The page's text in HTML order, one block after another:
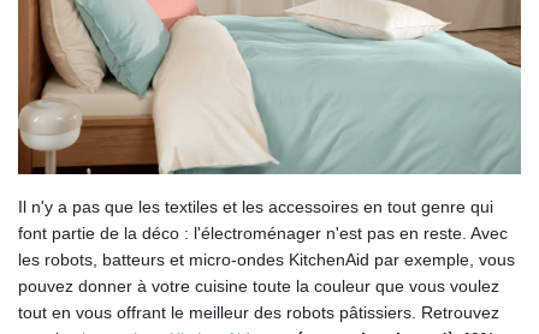
Il n'y a pas que les textiles et les accessoires en tout genre qui
font partie de la déco : l'électroménager n'est pas en reste. Avec
les robots, batteurs et micro-ondes KitchenAid par exemple, vous
pouvez donner à votre cuisine toute la couleur que vous voulez
tout en vous offrant le meilleur des robots pâtissiers. Retrouvez